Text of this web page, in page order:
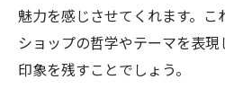
セレクトショップの
魅力を感じさせてくれます。
ショップの哲学やテーマを表
印象を残すことでしょう。